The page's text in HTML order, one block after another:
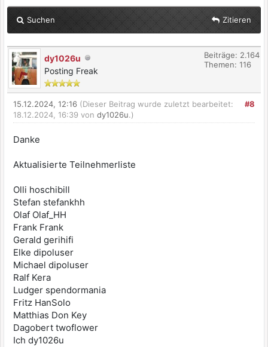
Suchen Zitieren
dy1026u
Posting Freak
Beiträge: 2.164
Themen: 116
#8
15.12.2024, 12:16 (Dieser Beitrag wurde zuletzt bearbeitet:
18.12.2024, 16:39 von dy1026u.)
Danke
Aktualisierte Teilnehmerliste
Olli hoschibill
Stefan stefankhh
Olaf Olaf_HH
Frank Frank
Gerald gerihifi
Elke dipoluser
Michael dipoluser
Ralf Kera
Ludger spendormania
Fritz HanSolo
Matthias Don Key
Dagobert twoflower
Ich dy1026u